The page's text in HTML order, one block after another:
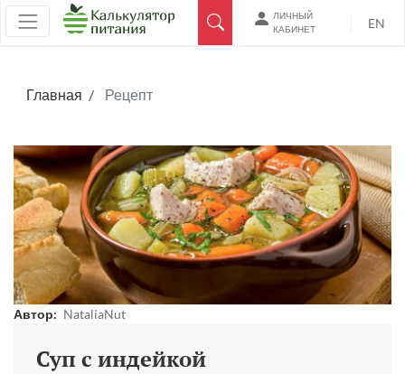
ЛИЧНЫЙ
КАБИНЕТ
EN
Главная Рецепт
Автор: NataliaNut
Суп с индейкой